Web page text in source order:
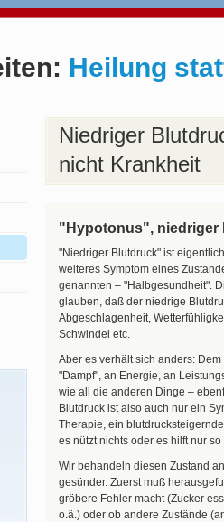
Heilung
Niedriger
nicht Krankheit
"Hypotonus", niedriger
"Niedriger Blutdruck" ist
weiteres Symptom eines
genannten – "Halbgesundheit".
glauben, daß der niedrige
Abgeschlagenheit,
Schwindel etc.
Aber es verhält sich anders:
"Dampf", an Energie, an
wie all die anderen Dinge –
Blutdruck ist also auch nur ein
Therapie, ein
es nützt nichts oder es hilft nur
Wir behandeln diesen Zustand
gesünder. Zuerst muß
gröbere Fehler macht (Zucker
o.ä.) oder ob andere Zustände